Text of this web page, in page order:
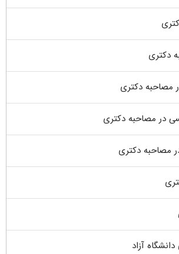
دکتری
مصاحبه دکتری
در مصاحبه دکتری
مصاحبه دکتری
آزاد